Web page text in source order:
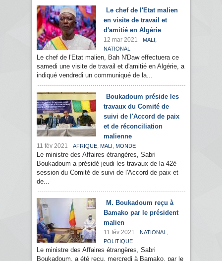
Le chef de l'Etat malien
en visite de travail et
d'amitié en Algérie
12 mar 2021 MALI ,
NATIONAL
Le chef de l'Etat malien, Bah N'Daw effectuera ce
samedi une visite de travail et d'amitié en Algérie, a
indiqué vendredi un communiqué de la...
Boukadoum préside les
travaux du Comité de
suivi de l'Accord de paix
et de réconciliation
malienne
11 fév 2021 AFRIQUE, MALI , MONDE
Le ministre des Affaires étrangères, Sabri
Boukadoum a présidé jeudi les travaux de la 42è
session du Comité de suivi de l'Accord de paix et
de...
M. Boukadoum reçu à
Bamako par le président
malien
11 fév 2021 NATIONAL ,
POLITIQUE
Le ministre des Affaires étrangères, Sabri
Boukadoum, a été reçu, mercredi à Bamako, par le